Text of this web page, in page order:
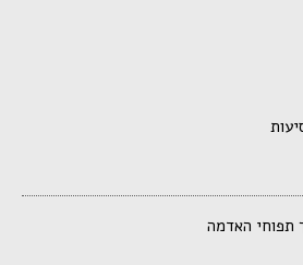
תפוחי האדמה